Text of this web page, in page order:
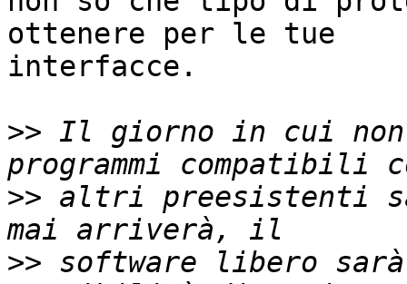
ottenere per le tue
interfacce.
>> Il giorno in cui non
>> altri preesistenti
>> software libero